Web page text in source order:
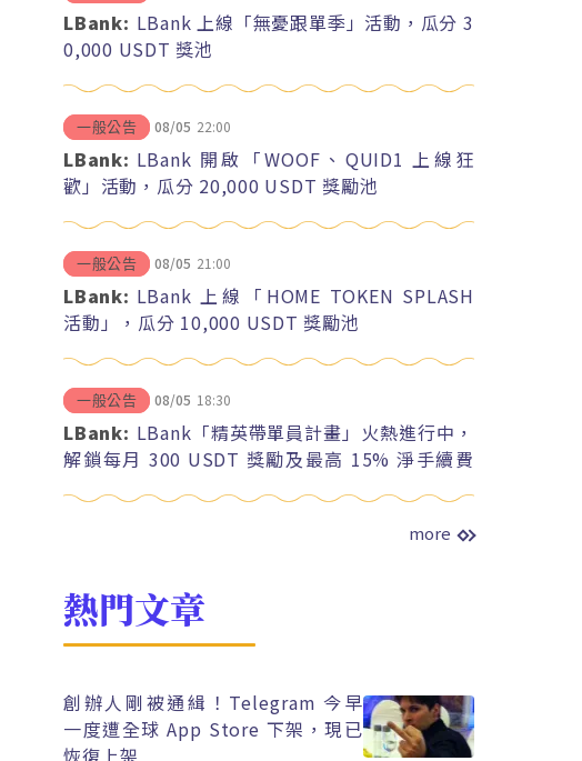
LBank: LBank 上線「無憂跟單季」活動，瓜分 3
0,000 USDT 獎池
一般公告 08/05 22:00
LBank: LBank 開啟「WOOF、QUID1 上線狂
歡」活動，瓜分 20,000 USDT 獎勵池
一般公告 08/05 21:00
LBank: LBank 上線「HOME TOKEN SPLASH
活動」，瓜分 10,000 USDT 獎勵池
一般公告 08/05 18:30
LBank: LBank「精英帶單員計畫」火熱進行中，
解鎖每月 300 USDT 獎勵及最高 15% 淨手續費
more
熱門文章
創辦人剛被通緝！Telegram 今早
一度遭全球 App Store 下架，現已
恢復上架